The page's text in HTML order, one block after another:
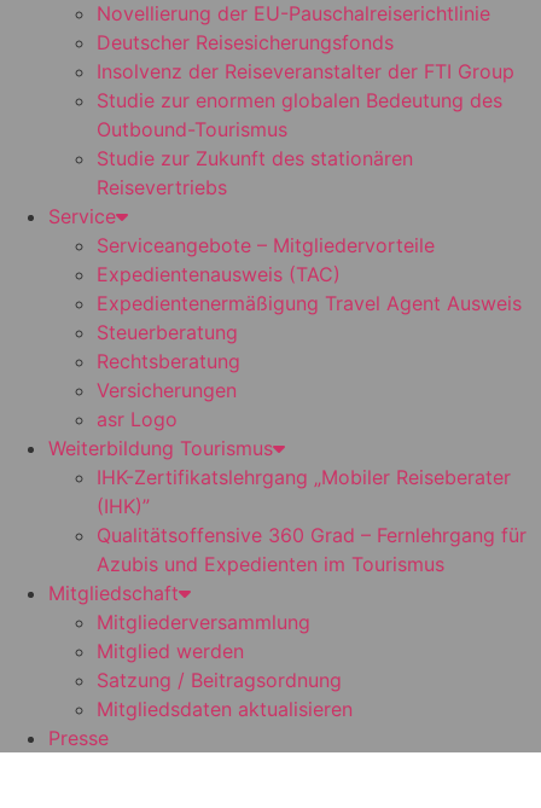
Novellierung der EU-Pauschalreiserichtlinie
Deutscher Reisesicherungsfonds
Insolvenz der Reiseveranstalter der FTI Group
Studie zur enormen globalen Bedeutung des
Outbound-Tourismus
Studie zur Zukunft des stationären
Reisevertriebs
Service
Serviceangebote – Mitgliedervorteile
Expedientenausweis (TAC)
Expedientenermäßigung Travel Agent Ausweis
Steuerberatung
Rechtsberatung
Versicherungen
asr Logo
Weiterbildung Tourismus
IHK-Zertifikatslehrgang „Mobiler Reiseberater
(IHK)”
Qualitätsoffensive 360 Grad – Fernlehrgang für
Azubis und Expedienten im Tourismus
Mitgliedschaft
Mitgliederversammlung
Mitglied werden
Satzung / Beitragsordnung
Mitgliedsdaten aktualisieren
Presse